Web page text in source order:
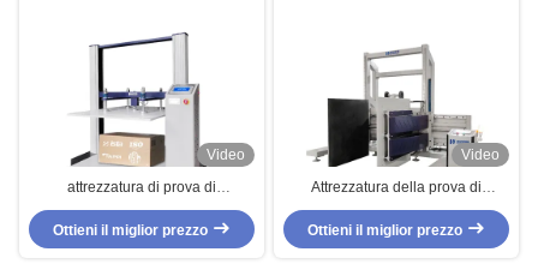
Video
attrezzatura di prova di
compressibilità del pacchetto di
2000Kg 20KN con il software del
TM 2101
Ottieni il miglior prezzo
Video
Attrezzatura della prova di
compressibilità del monitor di
Digital, apparecchiatura di
collaudo del pacchetto di ISTA 6
Ottieni il miglior prezzo